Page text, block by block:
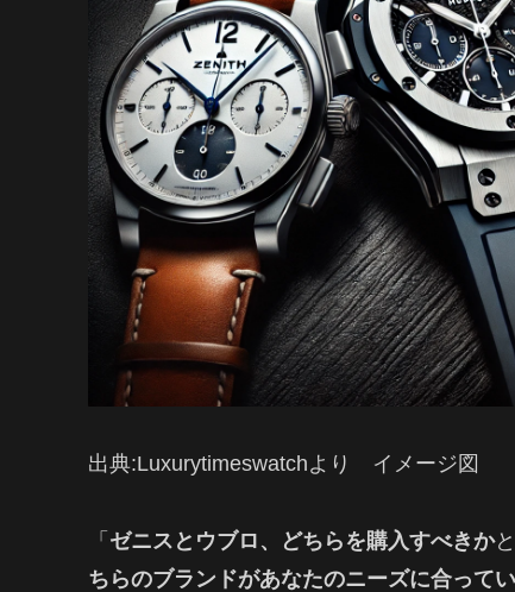
出典:Luxurytimeswatchより イメージ図
「 ゼニスとウブロ、どちらを購入すべきか
ちらのブランドがあなたのニーズに合って